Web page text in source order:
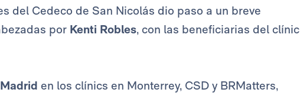
del Cedeco de San Nicolás dio paso a un breve
por Kenti Robles, con las beneficiarias del clínic
en los clínics en Monterrey, CSD y BRMatters,